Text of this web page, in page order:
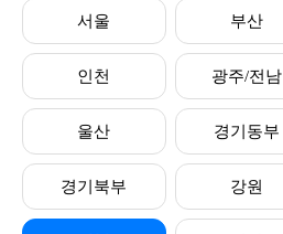
서울 부산
인천 광주/전남
울산 경기동부
경기북부 강원